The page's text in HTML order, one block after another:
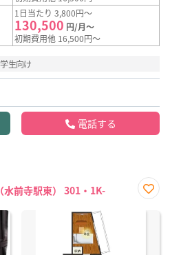
1日当たり 3,800円～
130,500 円/月～
初期費用他 16,500円～
学生向け
電話する
前寺駅東） 301・1K-
に入